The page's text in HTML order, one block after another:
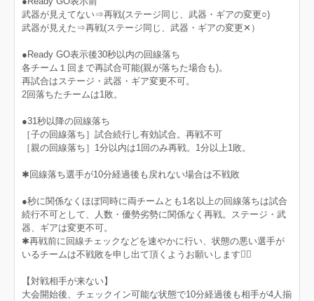
武器が見えてない⇒再戦(ステージ同じ、武器・ギアの変更○)
武器が見えた⇒再戦(ステージ同じ、武器・ギアの変更✕）
●Ready GO表示後30秒以内の回線落ち
各チーム１回まで再試合可能(親が落ちた場合も)。
再試合はステージ・武器・ギア変更不可。
2回落ちたチームは1敗。
●31秒以降の回線落ち
［子の回線落ち］試合続行し有効試合。再戦不可
［親の回線落ち］1分以内は1回のみ再戦。1分以上1敗。
✱回線落ち選手が10分経過後も戻れない場合は不戦敗
●秒に関係なくほぼ同時に両チームとも1名以上の回線落ちは試合
続行不可として、人数・優勢劣勢に関係なく再戦。ステージ・武
器、ギアは変更不可。
✱再戦前に回線チェックなどを速やかに行い、状態の悪い選手が
いるチームは不戦敗を申し出て頂くようお願いします🙇‍♀
【対戦相手が来ない】
大会開始後、チェックイン可能な状態で10分経過後も相手が4人揃